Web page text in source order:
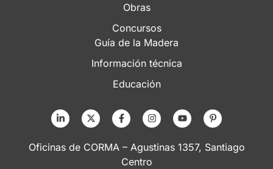
Obras
Concursos
Guía de la Madera
Información técnica
Educación
Oficinas de CORMA – Agustinas 1357, Santiago
Centro